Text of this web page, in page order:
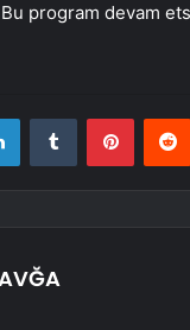
program devam
LinkedInTumblr Pinterest